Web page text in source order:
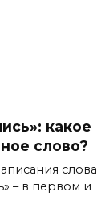
какое
слово?
слова
– в первом и